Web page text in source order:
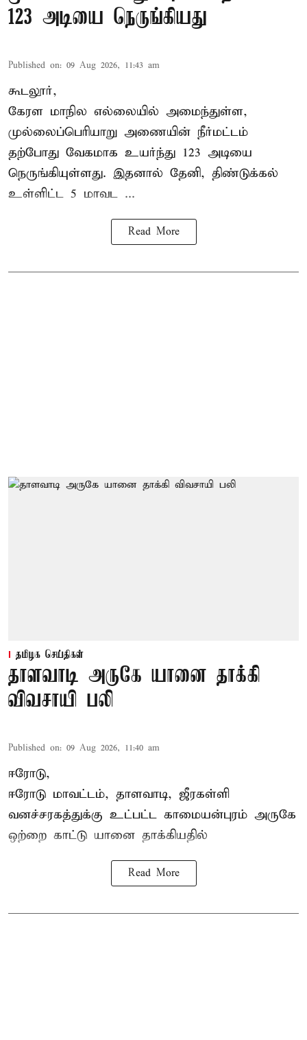
123 அடியை நெருங்கியது
Published on: 09 Aug 2026, 11:43 am
கூடலூர்,
கேரள மாநில எல்லையில் அமைந்துள்ள,
முல்லைப்பெரியாறு அணையின் நீர்மட்டம்
தற்போது வேகமாக உயர்ந்து 123 அடியை
நெருங்கியுள்ளது. இதனால் தேனி, திண்டுக்கல்
உள்ளிட்ட 5 மாவட ...
Read More
தமிழக செய்திகள்
தாளவாடி அருகே யானை தாக்கி
விவசாயி பலி
Published on: 09 Aug 2026, 11:40 am
ஈரோடு,
ஈரோடு மாவட்டம், தாளவாடி, ஜீரகள்ளி
வனச்சரகத்துக்கு உட்பட்ட காமையன்புரம் அருகே
ஒற்றை காட்டு யானை தாக்கியதில்
Read More